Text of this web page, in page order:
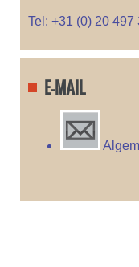
Tel: +31 (0) 20 497
E-MAIL